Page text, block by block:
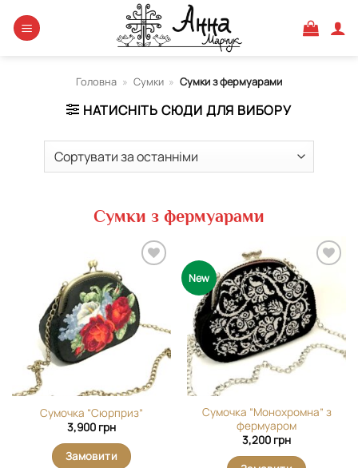
Головна » Сумки » Cумки з фермуарами
НАТИСНІТЬ СЮДИ ДЛЯ ВИБОРУ
Cумки з фермуарами
виріб у
вибране
Сумочка “Сюрприз”
3,900 грн
Замовити
New
Додати
виріб у
вибране
Сумочка “Монохромна” з
фермуаром
3,200 грн